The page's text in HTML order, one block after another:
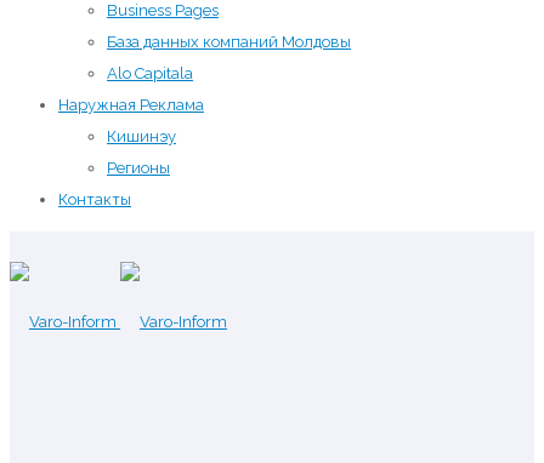
Business Pages
База данных компаний Молдовы
Alo Capitala
Наружная Реклама
Кишинэу
Регионы
Контакты